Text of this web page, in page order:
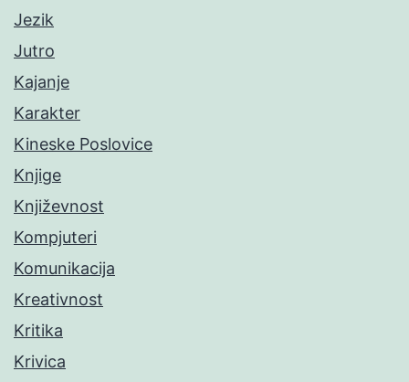
Jezik
Jutro
Kajanje
Karakter
Kineske Poslovice
Knjige
Književnost
Kompjuteri
Komunikacija
Kreativnost
Kritika
Krivica